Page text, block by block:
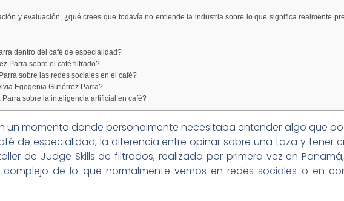
y evaluación, ¿qué crees que todavía no entiende la industria sobre lo que significa realmente
dentro del café de especialidad?
Parra sobre el café filtrado?
sobre las redes sociales en el café?
Egogenia Gutiérrez Parra?
sobre la inteligencia artificial en café?
un momento donde personalmente necesitaba entender algo que
de especialidad, la diferencia entre opinar sobre una taza y tener
de Judge Skills de filtrados, realizado por primera vez en
de lo que normalmente vemos en redes sociales o en